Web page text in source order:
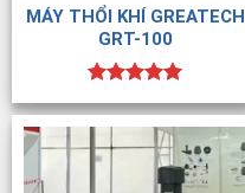
MÁY THỔI KHÍ GREATECH
GRT-100
Được xếp
hạng5.00